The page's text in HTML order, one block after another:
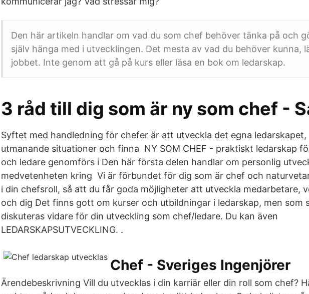
Den här artikeln handlar om vad du som chef behöver tänka på och
själv hänga med i utvecklingen. Det mesta av vad du behöver kunna,
jobbet. Inte genom att gå på kurs eller läsa en bok om ledarskap.
3 råd till dig som är ny som chef -
Syftet med handledning för chefer är att utveckla det egna ledarskapet,
utmanande situationer och finna NY SOM CHEF - praktiskt ledarskap
och ledare genomförs i Den här första delen handlar om personlig
medvetenheten kring Vi är förbundet för dig som är chef och
i din chefsroll, så att du får goda möjligheter att utveckla medarbetare,
och dig Det finns gott om kurser och utbildningar i ledarskap, men som
diskuteras vidare för din utveckling som chef/ledare. Du kan även
LEDARSKAPSUTVECKLING. ​.
Chef - Sveriges Ingenjörer
Ärendebeskrivning Vill du utvecklas i din karriär eller din roll som chef?